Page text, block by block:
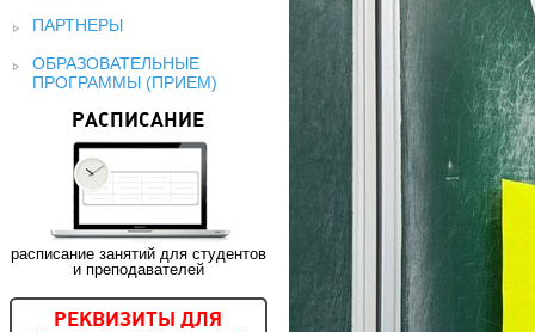
ПАРТНЕРЫ
ОБРАЗОВАТЕЛЬНЫЕ
ПРОГРАММЫ (ПРИЕМ)
РАСПИСАНИЕ
расписание занятий для студентов
и преподавателей
РЕКВИЗИТЫ ДЛЯ